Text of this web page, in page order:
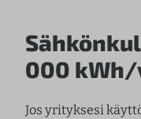
000
Jos yrityksesi